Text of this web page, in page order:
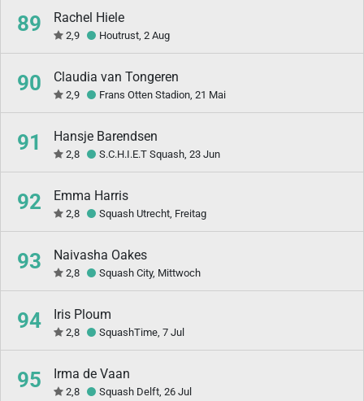
89 Rachel Hiele
2,9 Houtrust, 2 Aug
90 Claudia van Tongeren
2,9 Frans Otten Stadion, 21 Mai
91 Hansje Barendsen
2,8 S.C.H.I.E.T Squash, 23 Jun
92 Emma Harris
2,8 Squash Utrecht, Freitag
93 Naivasha Oakes
2,8 Squash City, Mittwoch
94 Iris Ploum
2,8 SquashTime, 7 Jul
95 Irma de Vaan
2,8 Squash Delft, 26 Jul